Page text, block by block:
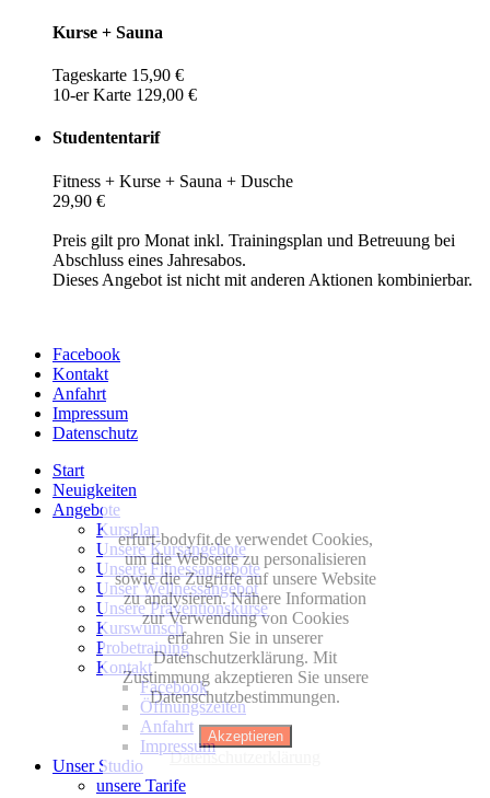
Kurse + Sauna
Tageskarte 15,90 €
10-er Karte 129,00 €
Studententarif
Fitness + Kurse + Sauna + Dusche
29,90 €
Preis gilt pro Monat inkl. Trainingsplan und Betreuung bei
Abschluss eines Jahresabos.
Dieses Angebot ist nicht mit anderen Aktionen kombinierbar.
Facebook
Kontakt
Anfahrt
Impressum
Datenschutz
Start
Neuigkeiten
Angebote
Kursplan
Unsere Kursangebote
Unsere Fitnessangebote
Unser Wellnessangebot
Unsere Präventionskurse
Kurswunsch
Probetraining
Kontakt
Facebook
Öffnungszeiten
Anfahrt
Impressum
Unser Studio
unsere Tarife
erfurt-bodyfit.de verwendet Cookies,
um die Webseite zu personalisieren
sowie die Zugriffe auf unsere Website
zu analysieren. Nähere Information
zur Verwendung von Cookies
erfahren Sie in unserer
Datenschutzerklärung. Mit
Zustimmung akzeptieren Sie unsere
Datenschutzbestimmungen.
Akzeptieren
Datenschutzerklärung